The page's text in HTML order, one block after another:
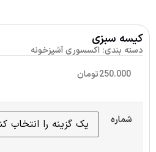
کیسه سبزی
دسته بندی: اکسسوری آشپزخونه
250.000تومان
شماره